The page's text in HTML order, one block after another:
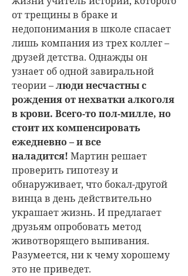
от трещины в браке и
недопонимания в школе спасает
лишь компания из трех коллег –
друзей детства. Однажды он
узнает об одной завиральной
теории –люди несчастны с
рождения от нехватки алкоголя
в крови. Всего-то пол-милле, но
стоит их компенсировать
ежедневно – и все
наладится! Мартин решает
проверить гипотезу и
обнаруживает, что бокал-другой
винца в день действительно
украшает жизнь. И предлагает
друзьям опробовать метод
животворящего выпивания.
Разумеется, ни к чему хорошему
это не приведет.